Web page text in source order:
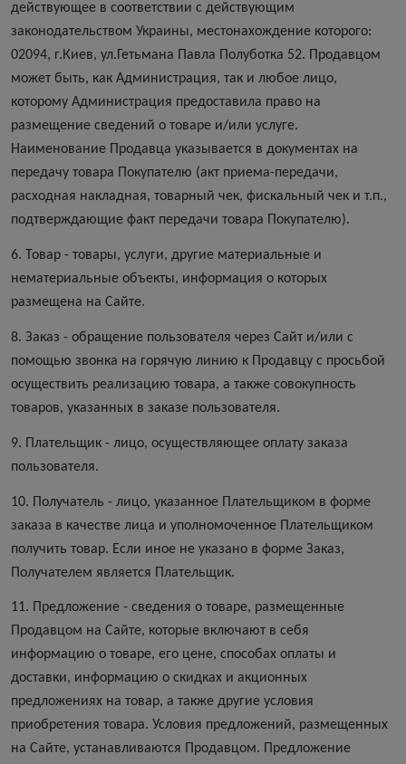
действующее в соответствии с действующим
законодательством Украины, местонахождение которого:
02094, г.Киев, ул.Гетьмана Павла Полуботка 52. Продавцом
может быть, как Администрация, так и любое лицо,
которому Администрация предоставила право на
размещение сведений о товаре и/или услуге.
Наименование Продавца указывается в документах на
передачу товара Покупателю (акт приема-передачи,
расходная накладная, товарный чек, фискальный чек и т.п.,
подтверждающие факт передачи товара Покупателю).
6. Товар - товары, услуги, другие материальные и
нематериальные объекты, информация о которых
размещена на Сайте.
8. Заказ - обращение пользователя через Сайт и/или с
помощью звонка на горячую линию к Продавцу с просьбой
осуществить реализацию товара, а также совокупность
товаров, указанных в заказе пользователя.
9. Плательщик - лицо, осуществляющее оплату заказа
пользователя.
10. Получатель - лицо, указанное Плательщиком в форме
заказа в качестве лица и уполномоченное Плательщиком
получить товар. Если иное не указано в форме Заказ,
Получателем является Плательщик.
11. Предложение - сведения о товаре, размещенные
Продавцом на Сайте, которые включают в себя
информацию о товаре, его цене, способах оплаты и
доставки, информацию о скидках и акционных
предложениях на товар, а также другие условия
приобретения товара. Условия предложений, размещенных
на Сайте, устанавливаются Продавцом. Предложение